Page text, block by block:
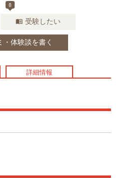
を広く普及、啓蒙するために、
でき、またJAAより様々な活動
0
menu_book 受験したい
・体験談を書く
詳細情報